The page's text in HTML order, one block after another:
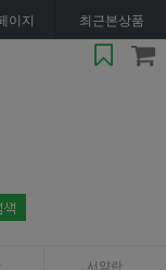
이지 최근본상품
서양란